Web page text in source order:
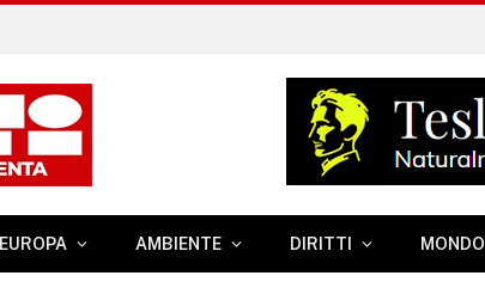
EUROPA AMBIENTE DIRITTI MONDO